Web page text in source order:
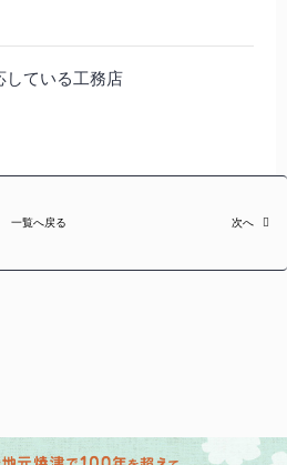
している工務店
一覧へ戻る 次へ